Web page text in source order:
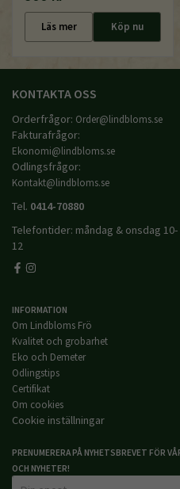
Läs mer Köp nu
KONTAKTA OSS
Orderfrågor: Order@lindbloms.se
Fakturafrågor:
Ekonomi@lindbloms.se
Odlingsfrågor:
Kontakt@lindbloms.se
Tel. 0414-70880
Telefontider: måndag & onsdag 10-
12
INFORMATION
Om Lindbloms Frö
Kvalitet och grobarhet
Eko och Demeter
Odlingstips
Certifikat
Om cookies
Cookie inställningar
PRENUMERERA PÅ NYHETSBREVET FÖR
OCH NYHETER!